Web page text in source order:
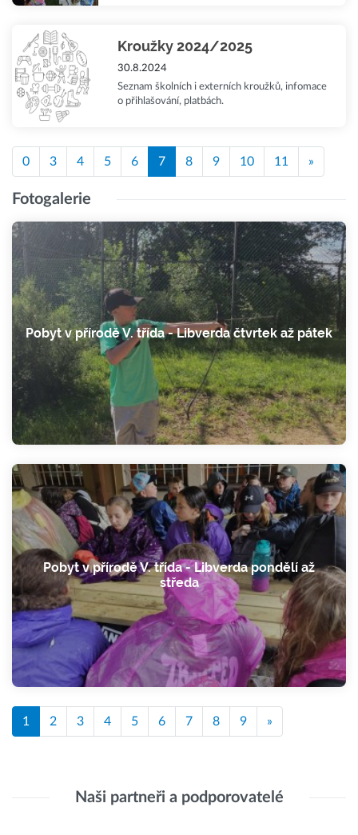
Kroužky 2024/2025
30.8.2024
Seznam školních i externích kroužků, infomace
o přihlašování, platbách.
0 3 4 5 6 7 8 9 10 11 »
Fotogalerie
Pobyt v přírodě V. třída - Libverda čtvrtek až pátek
Pobyt v přírodě V. třída - Libverda pondělí až
středa
1 2 3 4 5 6 7 8 9 »
Naši partneři a podporovatelé